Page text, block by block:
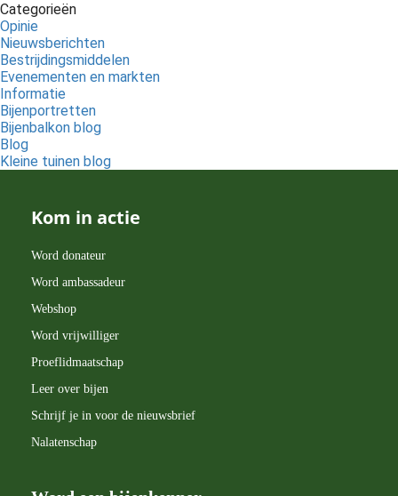
Categorieën
Opinie
Nieuwsberichten
Bestrijdingsmiddelen
Evenementen en markten
Informatie
Bijenportretten
Bijenbalkon blog
Blog
Kleine tuinen blog
Kom in actie
Word donateur
Word ambassadeur
Webshop
Word vrijwilliger
Proeflidmaatschap
Leer over bijen
Schrijf je in voor de nieuwsbrief
Nalatenschap